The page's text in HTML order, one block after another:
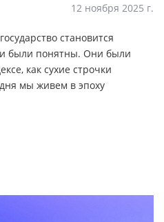
12 ноября 2025 г.
становится
были понятны. Они были
как сухие строчки
мы живем в эпоху